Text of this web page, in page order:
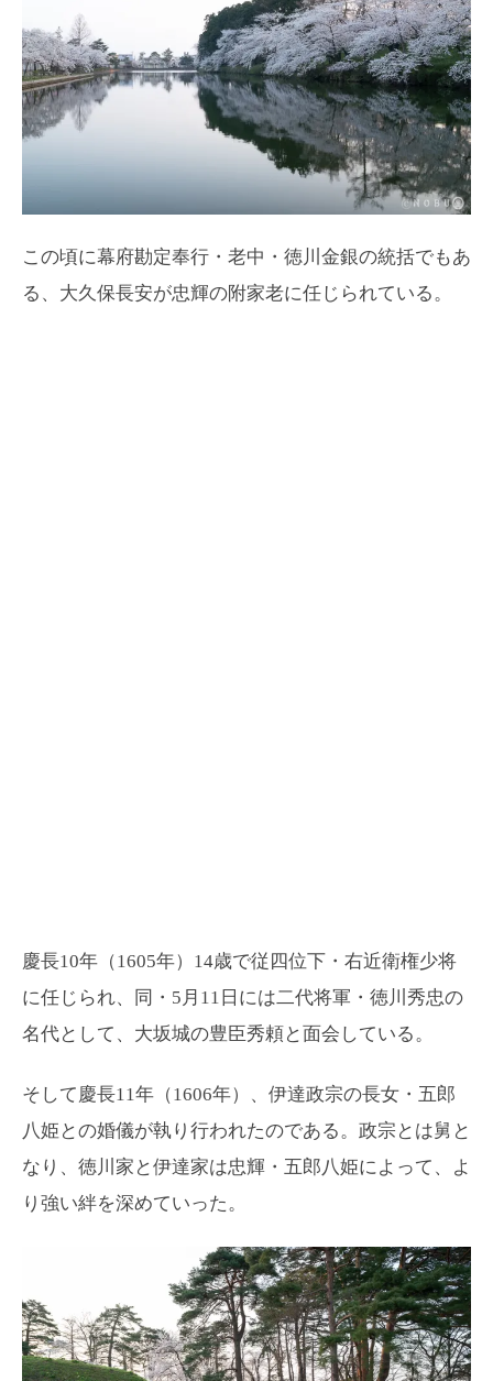
この頃に幕府勘定奉行・老中・徳川金銀の統括でもあ
る、大久保長安が忠輝の附家老に任じられている。
慶長10年（1605年）14歳で従四位下・右近衛権少将
に任じられ、同・5月11日には二代将軍・徳川秀忠の
名代として、大坂城の豊臣秀頼と面会している。
そして慶長11年（1606年）、伊達政宗の長女・五郎
八姫との婚儀が執り行われたのである。政宗とは舅と
なり、徳川家と伊達家は忠輝・五郎八姫によって、よ
り強い絆を深めていった。